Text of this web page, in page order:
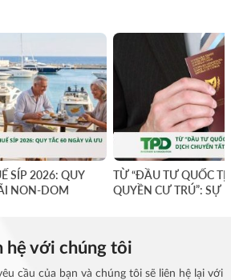
SÍP 2026: QUY
NON-DOM
TỪ “ĐẦU TƯ QUỐC
QUYỀN CƯ TRÚ”: SỰ
hệ với chúng tôi
cầu của bạn và chúng tôi sẽ liên hệ lại với